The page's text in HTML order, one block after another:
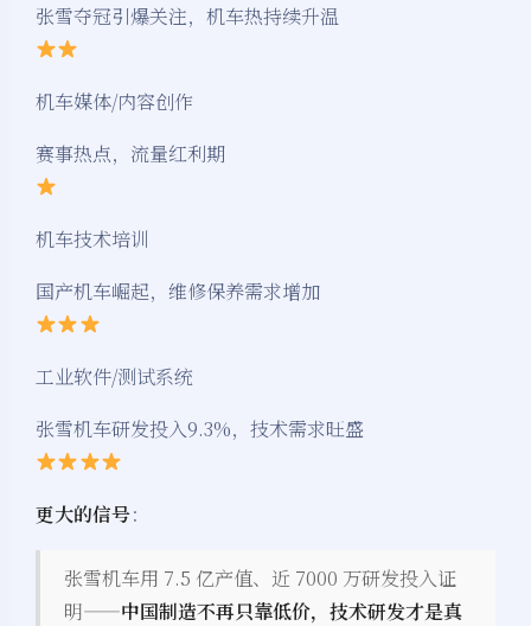
张雪夺冠引爆关注，机车热持续升温
机车媒体/内容创作
赛事热点，流量红利期
机车技术培训
国产机车崛起，维修保养需求增加
工业软件/测试系统
张雪机车研发投入9.3%，技术需求旺盛
更大的信号：
张雪机车用 7.5 亿产值、近 7000 万研发投入证
明——中国制造不再只靠低价，技术研发才是真